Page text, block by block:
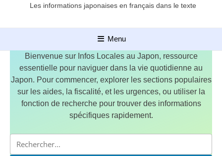
Les informations japonaises en français dans le texte
Menu
Bienvenue sur Infos Locales au Japon, ressource
essentielle pour naviguer dans la vie quotidienne au
Japon. Pour commencer, explorer les sections populaires
sur les aides, la fiscalité, et les urgences, ou utiliser la
fonction de recherche pour trouver des informations
spécifiques rapidement.